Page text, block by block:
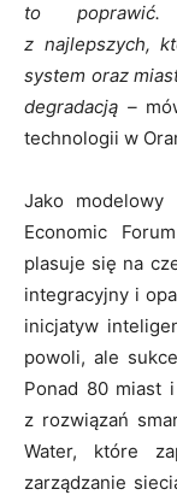
to
z najlepszych,
system oraz
degradacją –
technologii w
Jako modelowy
Economic
plasuje się na
integracyjny i
inicjatyw
powoli, ale
Ponad 80 miast
z rozwiązań
Water, które
zarządzanie